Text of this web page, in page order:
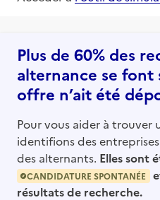
Plus de 60% des
alternance se font
offre n’ait été
Pour vous aider à trouver
identifions des
des alternants. Elles sont
CANDIDATURE SPONTANÉE
résultats de recherche.